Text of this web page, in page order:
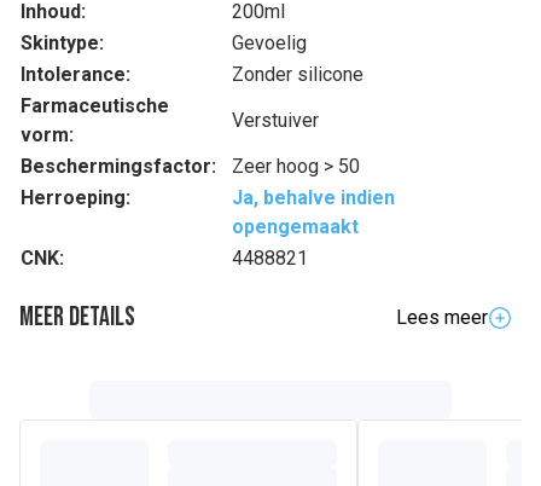
Inhoud:
200ml
Skintype:
Gevoelig
Intolerance:
Zonder silicone
Farmaceutische
vorm:
Verstuiver
Beschermingsfactor:
Zeer hoog > 50
Herroeping:
Ja, behalve indien
opengemaakt
CNK:
4488821
Meer details
Lees meer
en langdurig gevoel van comfort, een anti-uitdrogend effect